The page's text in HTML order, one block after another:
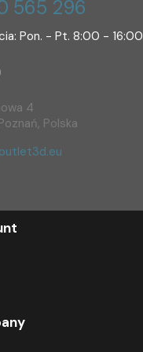
565 296
Pon. - Pt. 8:00 - 16:00
4
Polska